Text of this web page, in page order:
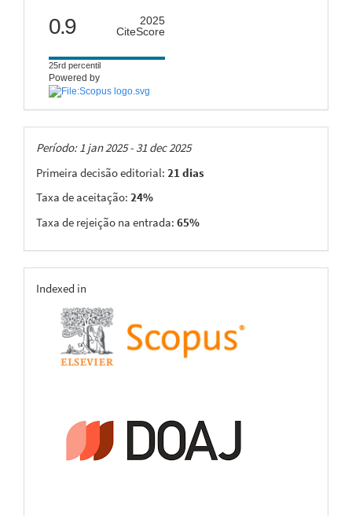
citescore
0.9
2025
CiteScore
25rd percentil
Powered by
Taxas
Período: 1 jan 2025 - 31 dec 2025
Primeira decisão editorial: 21 dias
Taxa de aceitação: 24%
Taxa de rejeição na entrada: 65%
indexing
Indexed in